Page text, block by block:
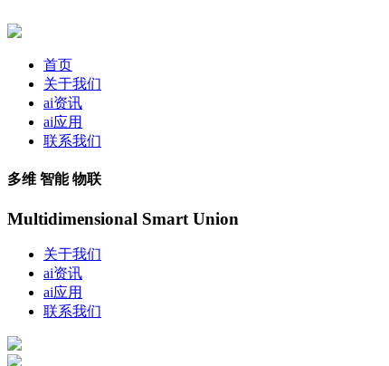
首页
关于我们
ai资讯
ai应用
联系我们
多维 智能 物联
Multidimensional Smart Union
关于我们
ai资讯
ai应用
联系我们